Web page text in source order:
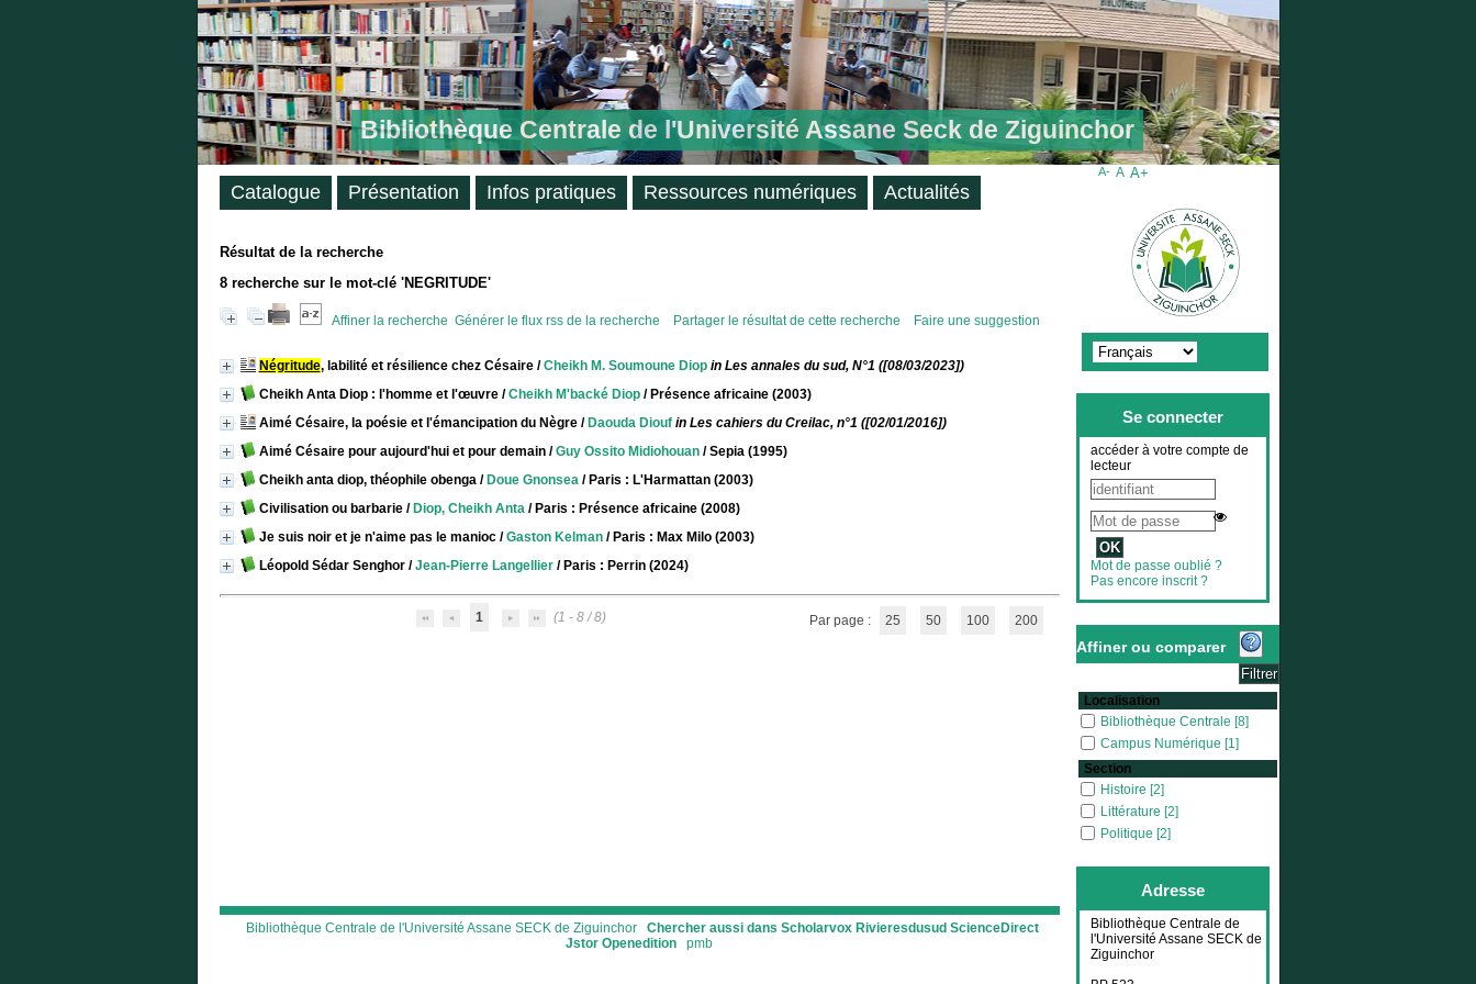
Bibliothèque Centrale de l'Université Assane Seck de Ziguinchor
Résultat de la recherche
8recherche sur le mot-clé 'NEGRITUDE'
Affiner la recherche Générer le flux rss de la recherche Partager le résultat de cette recherche Faire une suggestion
Négritude, labilité et résilience chez Césaire/Cheikh M. Soumoune Diop in Les annales du sud, N°1 ([08/03/2023])
Cheikh Anta Diop : l'homme et l'œuvre/Cheikh M'backé Diop/ Présence africaine (2003)
Aimé Césaire, la poésie et l'émancipation du Nègre/ Daouda Diouf in Les cahiers du Creilac, n°1 ([02/01/2016])
Aimé Césaire pour aujourd'hui et pour demain/Guy Ossito Midiohouan/ Sepia (1995)
Cheikh anta diop, théophile obenga/ Doue Gnonsea/ Paris : L'Harmattan (2003)
Civilisation ou barbarie/ Diop, Cheikh Anta/ Paris : Présence africaine (2008)
Je suis noir et je n'aime pas le manioc/Gaston Kelman/ Paris : Max Milo (2003)
Léopold Sédar Senghor/Jean-Pierre Langellier/ Paris : Perrin (2024)
1 (1 - 8 / 8) Par page : 25 50 100 200
Bibliothèque Centrale de l'Université Assane SECK de Ziguinchor Chercher aussi dans Scholarvox Rivieresdusud ScienceDirect
Jstor Openedition pmb
Catalogue Présentation Infos pratiques Ressources numériques Actualités
A- A A+
Se connecter
accéder à votre compte de
lecteur
Mot de passe oublié ?
Pas encore inscrit ?
Affiner ou comparer
Localisation
Bibliothèque Centrale
Bibliothèque Centrale [8]
Campus Numérique
Campus Numérique [1]
Section
HistoireHistoire [2]
Littérature
Littérature [2]
Politique
Politique [2]
Adresse
Bibliothèque Centrale de
l'Université Assane SECK de
Ziguinchor